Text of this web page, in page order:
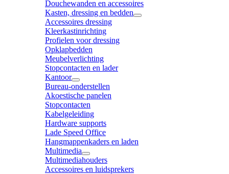
Douchewanden en accessoires
Kasten, dressing en bedden
Accessoires dressing
Kleerkastinrichting
Profielen voor dressing
Opklapbedden
Meubelverlichting
Stopcontacten en lader
Kantoor
Bureau-onderstellen
Akoestische panelen
Stopcontacten
Kabelgeleiding
Hardware supports
Lade Speed Office
Hangmappenkaders en laden
Multimedia
Multimediahouders
Accessoires en luidsprekers